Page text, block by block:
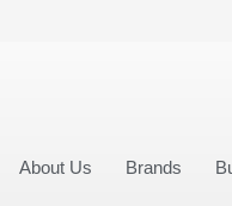
About Us Brands